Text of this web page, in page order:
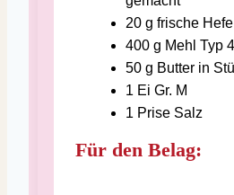
20 g frische Hefe
400 g Mehl Typ
50 g Butter in
1 Ei Gr. M
1 Prise Salz
Für den Belag: